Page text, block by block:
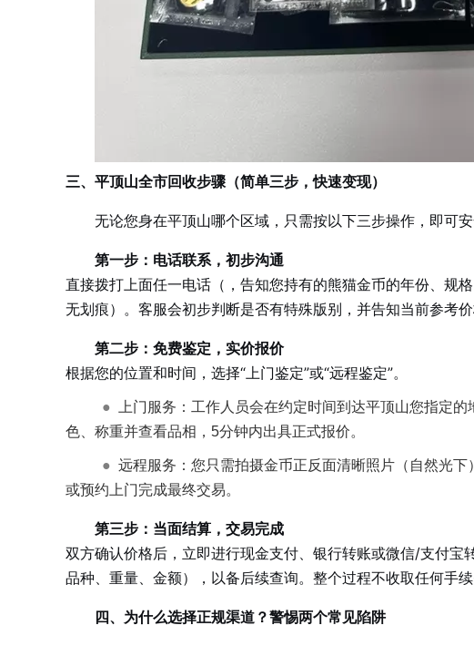
三、平顶山全市回收步骤（简单三步，快速变现）
无论您身在平顶山哪个区域，只需按以下三步操作，即可安
第一步：电话联系，初步沟通
直接拨打上面任一电话（，告知您持有的熊猫金币的年份、规
无划痕）。客服会初步判断是否有特殊版别，并告知当前参考价
第二步：免费鉴定，实价报价
根据您的位置和时间，选择“上门鉴定”或“远程鉴定”。
●
上门服务：工作人员会在约定时间到达平顶山您指定
色、称重并查看品相，5分钟内出具正式报价。
● 远程服务：您只需拍摄金币正反面清晰照片（自然光
或预约上门完成最终交易。
第三步：当面结算，交易完成
双方确认价格后，立即进行现金支付、银行转账或微信/支付宝
品种、重量、金额），以备后续查询。整个过程不收取任何手续
四、为什么选择正规渠道？警惕两个常见陷阱